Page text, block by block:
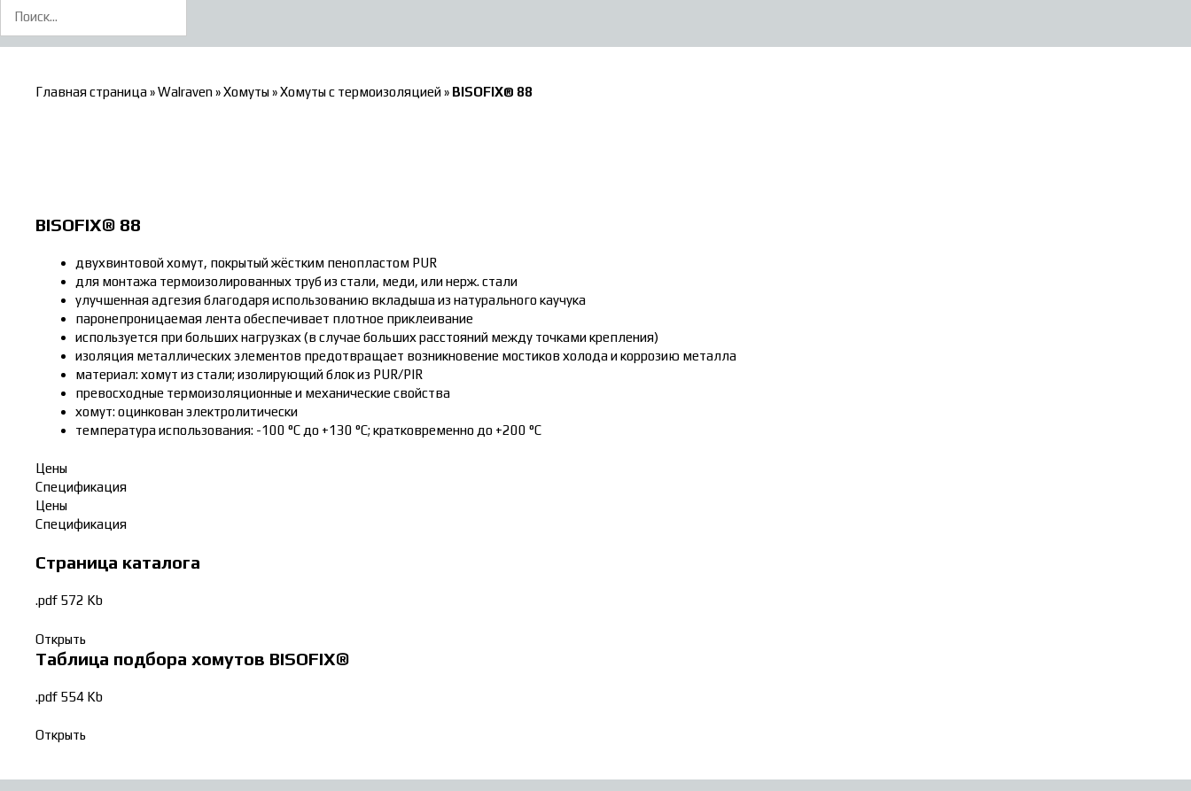
Главная страница»Walraven»Хомуты»Хомуты с термоизоляцией» BISOFIX® 88
BISOFIX® 88
двухвинтовой хомут, покрытый жёстким пенопластом PUR
для монтажа термоизолированных труб из стали, меди, или нерж. стали
улучшенная адгезия благодаря использованию вкладыша из натурального каучука
паронепроницаемая лента обеспечивает плотное приклеивание
используется при больших нагрузках (в случае больших расстояний между точками крепления)
изоляция металлических элементов предотвращает возникновение мостиков холода и коррозию металла
материал: хомут из стали; изолирующий блок из PUR/PIR
превосходные термоизоляционные и механические свойства
хомут: оцинкован электролитически
температура использования: -100 °C до +130 °C; кратковременно до +200 °C
Цены
Спецификация
Цены
Спецификация
Страница каталога
.pdf 572 Kb
Открыть
Таблица подбора хомутов BISOFIX®
.pdf 554 Kb
Открыть